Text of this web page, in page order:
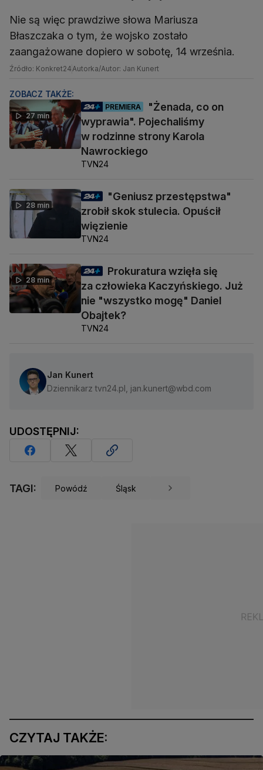
Nie są więc prawdziwe słowa Mariusza
Błaszczaka o tym, że wojsko zostało
zaangażowane dopiero w sobotę, 14 września.
Źródło: Konkret24Autorka/Autor: Jan Kunert
ZOBACZ TAKŻE:
27 min
PREMIERA
"Żenada, co on
wyprawia". Pojechaliśmy
w rodzinne strony Karola
Nawrockiego
TVN24
28 min
"Geniusz przestępstwa"
zrobił skok stulecia. Opuścił
więzienie
TVN24
28 min
Prokuratura wzięła się
za człowieka Kaczyńskiego. Już
nie "wszystko mogę" Daniel
Obajtek?
TVN24
Jan Kunert
Dziennikarz tvn24.pl, jan.kunert@wbd.com
UDOSTĘPNIJ:
TAGI: Powódź Śląsk
CZYTAJ TAKŻE: